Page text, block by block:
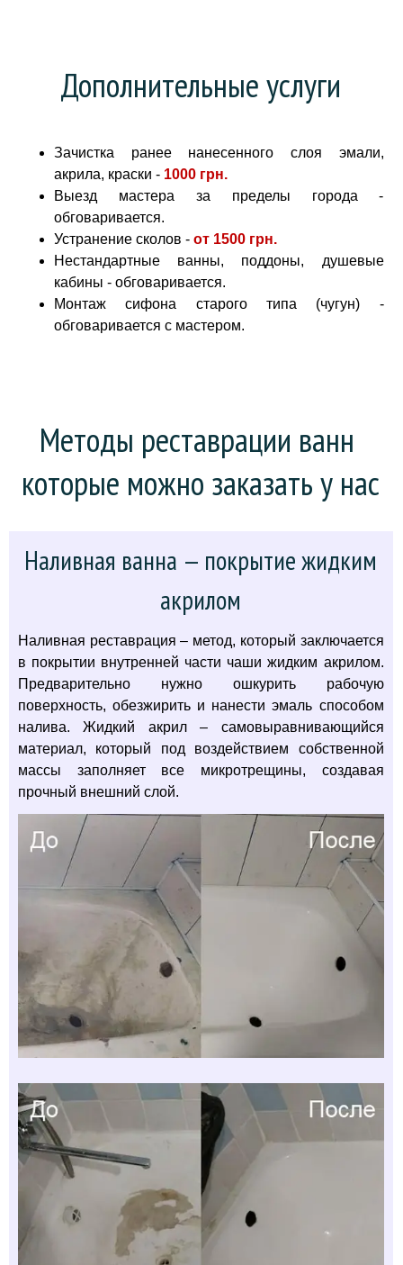
Дополнительные услуги
Зачистка ранее нанесенного слоя эмали,
акрила, краски - 1000 грн.
Выезд мастера за пределы города -
обговаривается.
Устранение сколов - от 1500 грн.
Нестандартные ванны, поддоны, душевые
кабины - обговаривается.
Монтаж сифона старого типа (чугун) -
обговаривается с мастером.
Методы реставрации ванн
которые можно заказать у нас
Наливная ванна — покрытие жидким
акрилом
Наливная реставрация – метод, который заключается
в покрытии внутренней части чаши жидким акрилом.
Предварительно нужно ошкурить рабочую
поверхность, обезжирить и нанести эмаль способом
налива. Жидкий акрил – самовыравнивающийся
материал, который под воздействием собственной
массы заполняет все микротрещины, создавая
прочный внешний слой.